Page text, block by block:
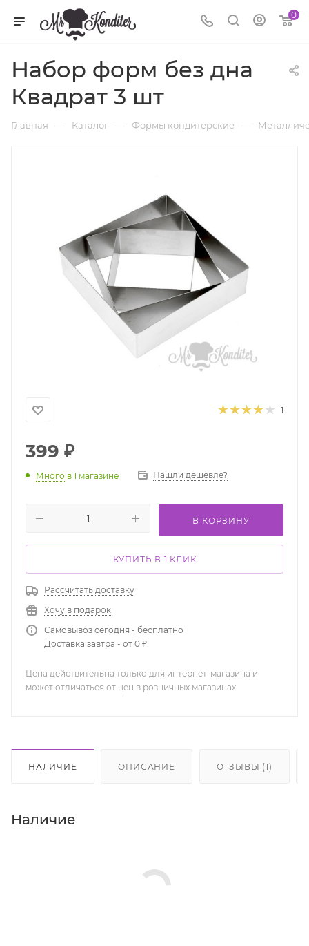
0
Набор форм без дна
Квадрат 3 шт
Главная — Каталог — Формы кондитерские —
1
399 ₽
Много в 1 магазине Нашли дешевле?
В КОРЗИНУ
КУПИТЬ В 1 КЛИК
Рассчитать доставку
Хочу в подарок
Самовывоз сегодня - бесплатно
Доставка завтра - от 0 ₽
Цена действительна только для интернет-магазина и
может отличаться от цен в розничных магазинах
НАЛИЧИЕ ОПИСАНИЕ ОТЗЫВЫ (1)
Наличие